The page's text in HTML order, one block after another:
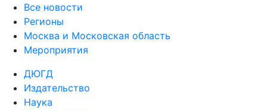
Все новости
Регионы
Москва и Московская область
Мероприятия
ДЮГД
Издательство
Наука